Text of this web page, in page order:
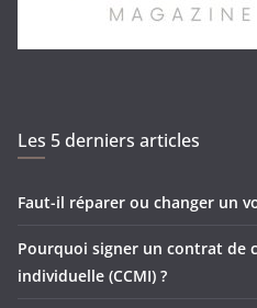
Les 5 derniers articles
Faut-il réparer ou changer un
Pourquoi signer un contrat de
individuelle (CCMI) ?